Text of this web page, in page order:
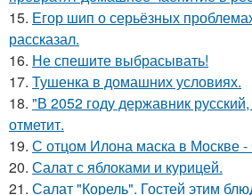
15. Егор шип о серьёзных
рассказал.
16. Не спешите выбрасывать!
17. Тушенка в домашних условиях.
18. "В 2052 году державник
отметит.
19. С отцом Илона маска в Москве -
20. Салат с яблоками и курицей.
21. Салат "Корель". Гостей этим